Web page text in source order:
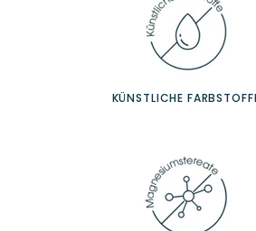
KÜNSTLICHE